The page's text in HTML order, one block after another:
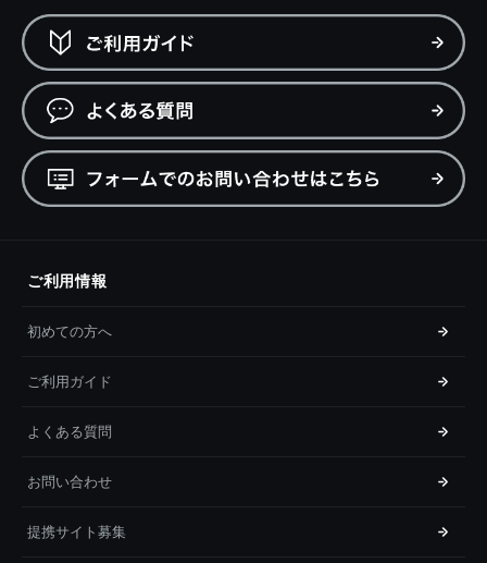
ご利用情報
初めての方へ
ご利用ガイド
よくある質問
お問い合わせ
提携サイト募集